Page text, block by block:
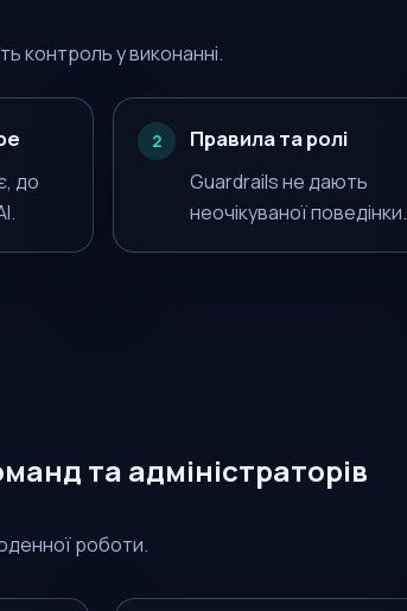
контроль у виконанні.
до
2 Правила та ролі
Guardrails не дають
неочікуваної поведінки.
та адміністраторів
роботи.